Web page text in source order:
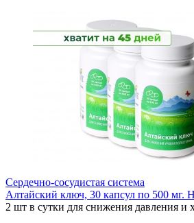
Сердечно-сосудистая система
Алтайский ключ, 30 капсул по 500 мг.
2 шт в сутки для снижения давления и